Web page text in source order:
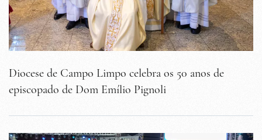
Diocese de Campo Limpo celebra os 50 anos de
episcopado de Dom Emílio Pignoli